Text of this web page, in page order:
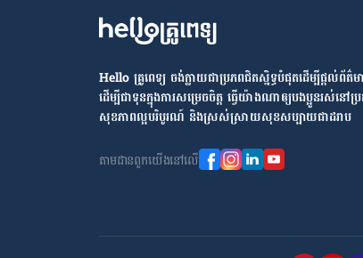
Hello គ្រូពេទ្យ ​ចង់​ក្លាយ​ជា​ប្រភព​ជិតស្និទ្ធបំផុតដើម្បី​ផ្ដល់​ព័ត៌ម
ដើម្បី​ជា​ទុន​ក្នុង​ការ​សម្រេច​ចិត្ត ធ្វើ​យ៉ាង​ណា​ឲ្យ​បងប្អូន​រស់នៅ​
សុខភាព​ល្អ​បរិបូរណ៍ និង​ស្រស់ស្រាយ​សុខសប្បាយ​ជា​ដរាប
តាម​ដាន​ពួក​យើង​នៅ​លើ